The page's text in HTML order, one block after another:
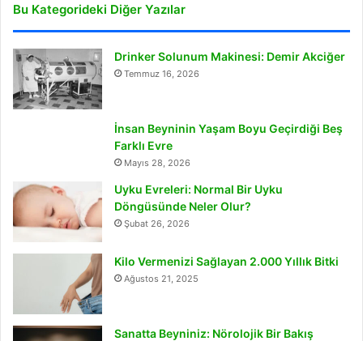
Bu Kategorideki Diğer Yazılar
Drinker Solunum Makinesi: Demir Akciğer
Temmuz 16, 2026
İnsan Beyninin Yaşam Boyu Geçirdiği Beş
Farklı Evre
Mayıs 28, 2026
Uyku Evreleri: Normal Bir Uyku
Döngüsünde Neler Olur?
Şubat 26, 2026
Kilo Vermenizi Sağlayan 2.000 Yıllık Bitki
Ağustos 21, 2025
Sanatta Beyniniz: Nörolojik Bir Bakış